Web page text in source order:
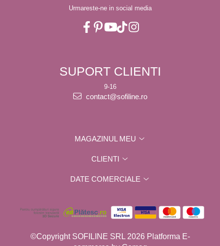
Urmareste-ne in social media
SUPORT CLIENTI
9-16
contact@sofiline.ro
MAGAZINUL MEU
CLIENTI
DATE COMERCIALE
©Copyright SOFILINE SRL 2026 Platforma E-